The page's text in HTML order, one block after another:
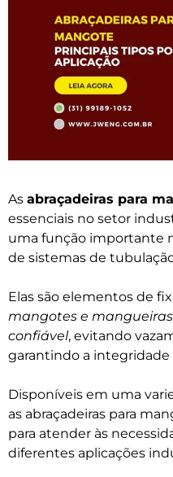
As abraçadeiras para
essenciais no setor
uma função importante
de sistemas de
Elas são elementos de
mangotes e
confiável, evitando
garantindo a
Disponíveis em uma
as abraçadeiras para
para atender às
diferentes aplicações